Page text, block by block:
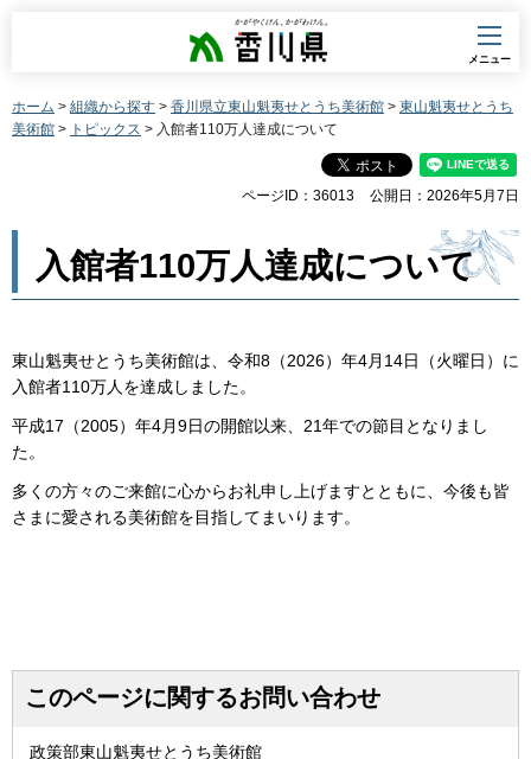
香川県
メニュー
ホーム > 組織から探す > 香川県立東山魁夷せとうち美術館 > 東山魁夷せとうち
美術館 > トピックス > 入館者110万人達成について
ページID：36013 公開日：2026年5月7日
入館者110万人達成について
東山魁夷せとうち美術館は、令和8（2026）年4月14日（火曜日）に
入館者110万人を達成しました。
平成17（2005）年4月9日の開館以来、21年での節目となりまし
た。
多くの方々のご来館に心からお礼申し上げますとともに、今後も皆
さまに愛される美術館を目指してまいります。
このページに関するお問い合わせ
政策部東山魁夷せとうち美術館